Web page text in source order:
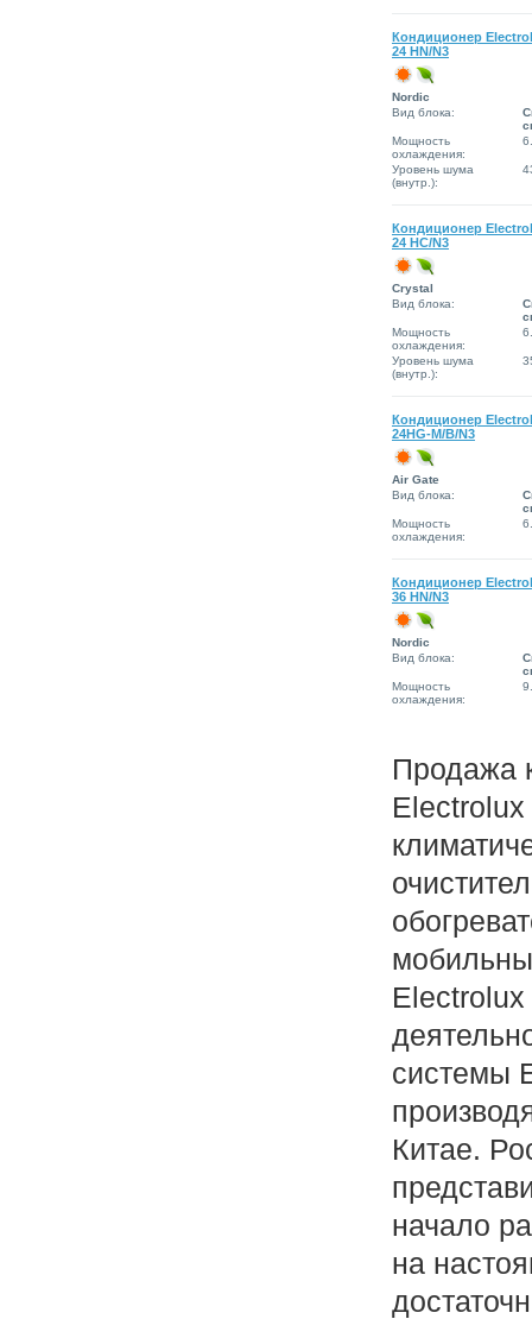
Кондиционер
24 HN/N3
Nordic
Вид блока:
Мощность
охлаждения:
Уровень шума
(внутр.):
Кондиционер
24 HC/N3
Сrystal
Вид блока:
Мощность
охлаждения:
Уровень шума
(внутр.):
Кондиционер
24HG-M/B/N3
Air Gate
Вид блока:
Мощность
охлаждения:
Кондиционер
36 HN/N3
Nordic
Вид блока:
Мощность
охлаждения:
Продажа
Electrolux
системы
Китае.
начало
на